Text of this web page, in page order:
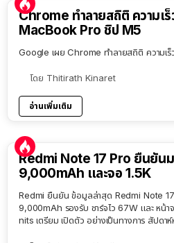
Chrome ทำลายสถิติ ความเร็
MacBook Pro ชิป M5
Google เผย Chrome ทำลายสถิติ ความเร็
โดย Thitirath Kinaret
อ่านเพิ่มเติม
Redmi Note 17 Pro ยืนยัน
9,000mAh และจอ 1.5K
Redmi ยืนยัน ข้อมูลล่าสุด Redmi Note
9,000mAh รองรับ ชาร์จไว 67W และ หน้
nits เตรียม เปิดตัว อย่างเป็นทางการ สัปดาห์